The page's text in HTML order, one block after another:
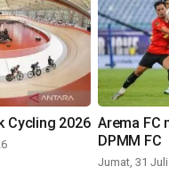
Cycling 2026 Arema FC
DPMM FC
Jumat, 31